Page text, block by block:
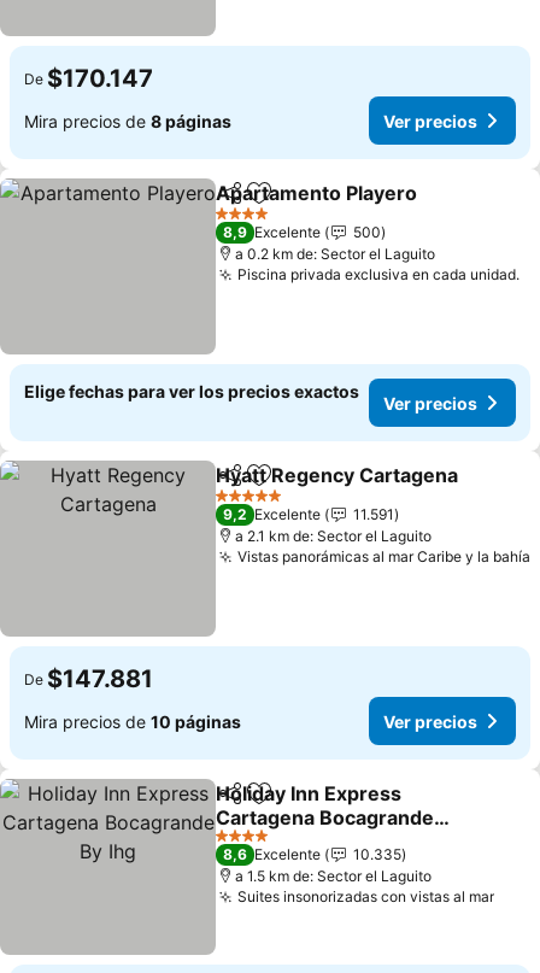
De $170.147
Mira precios de 8 páginas Ver precios
CompartirAgregar a favoritos
Apartamento Playero
4 Estrellas
8,9 Excelente
500
a 0.2 km de: Sector el Laguito
Piscina privada exclusiva en cada unidad.
Elige fechas para ver los precios exactos
Ver precios
CompartirAgregar a favoritos
Hyatt Regency Cartagena
5 Estrellas
9,2 Excelente
11.591
a 2.1 km de: Sector el Laguito
Vistas panorámicas al mar Caribe y la bahía
De $147.881
Mira precios de 10 páginas Ver precios
CompartirAgregar a favoritos
Holiday Inn Express
Cartagena Bocagrande
By Ihg
Ver precios
4 Estrellas
8,6 Excelente
10.335
a 1.5 km de: Sector el Laguito
Suites insonorizadas con vistas al marVer